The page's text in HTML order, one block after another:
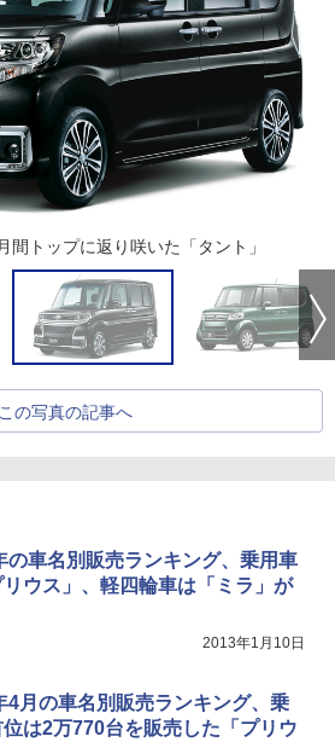
間トップに返り咲いた「タント」
この写真の記事へ
の車名別販売ランキング、乗用車
リウス」、軽四輪車は「ミラ」が
2013年1月10日
4月の車名別販売ランキング、乗
位は2万770台を販売した「プリウ